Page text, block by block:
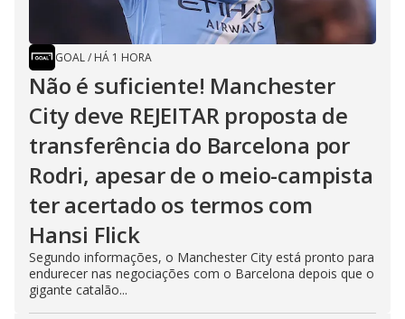
GOAL/ HÁ 1 HORA
Não é suficiente! Manchester
City deve REJEITAR proposta de
transferência do Barcelona por
Rodri, apesar de o meio-campista
ter acertado os termos com
Hansi Flick
Segundo informações, o Manchester City está pronto para
endurecer nas negociações com o Barcelona depois que o
gigante catalão...